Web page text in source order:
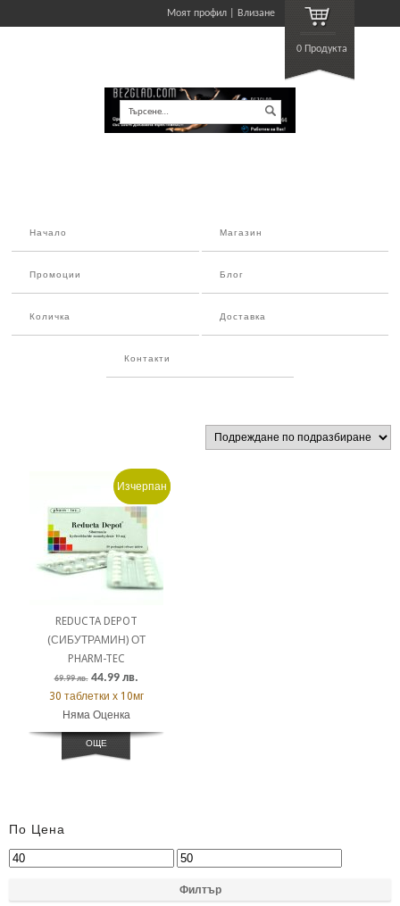
Моят профил Влизане
0 Продукта
Търсене…
Начало Магазин
Промоции Блог
Количка Доставка
Контакти
Промо!
Изчерпан
REDUCTA DEPOT
(СИБУТРАМИН) ОТ
PHARM-TEC
69.99лв. 44.99 лв.
30 таблетки х 10мг
Няма Оценка
ОЩЕ
По Цена
Филтър